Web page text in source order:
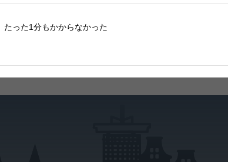
たった1分もかからなかった